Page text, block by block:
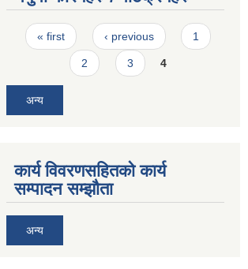
Pages
« first ‹ previous 1
2 3 4
अन्य
कार्य विवरणसहितको कार्य
सम्पादन सम्झौता
अन्य